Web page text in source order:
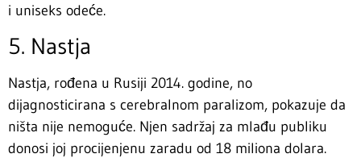
i uniseks odeće.
5. Nastja
Nastja, rođena u Rusiji 2014. godine, no
dijagnosticirana s cerebralnom paralizom, pokazuje da
ništa nije nemoguće. Njen sadržaj za mlađu publiku
donosi joj procijenjenu zaradu od 18 miliona dolara.